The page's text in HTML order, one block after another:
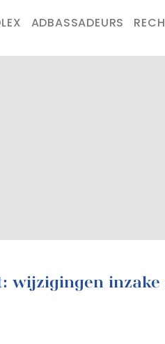
ADBASSADEURS
wijzigingen inzake